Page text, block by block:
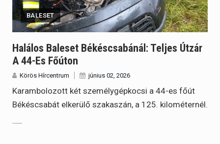
BALESET
Halálos Baleset Békéscsabánál: Teljes Útzár
A 44-Es Főúton
Körös Hírcentrum június 02, 2026
Karambolozott két személygépkocsi a 44-es főút
Békéscsabát elkerülő szakaszán, a 125. kilométernél.